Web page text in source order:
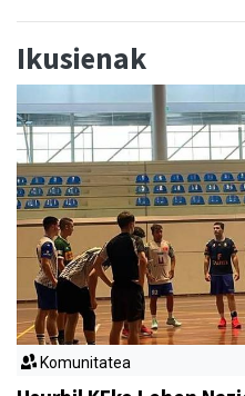
Ikusienak
Komunitatea